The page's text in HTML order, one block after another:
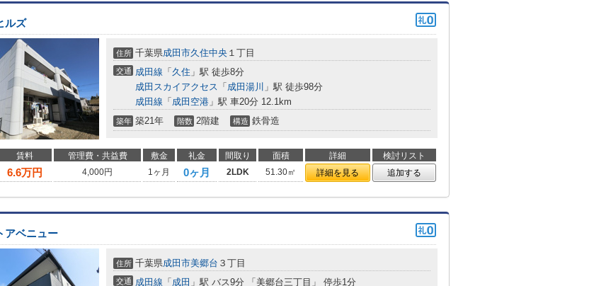
ルズ
住所 千葉県成田市久住中央 １丁目
交通 成田線 「 久住 」駅 徒歩8分
成田スカイアクセス 「 成田湯川 」駅 徒歩98分
成田線 「 成田空港 」駅 車20分 12.1km
築年 築21年 階数 2階建 構造 鉄骨造
賃料 管理費・共益費 敷金 礼金 間取り 面積 詳細
検討リスト
6.6万円 4,000円 1ヶ月 0ヶ月 2LDK 51.30㎡ 詳細を見る 追加する
アベニュー
住所 千葉県成田市美郷台 ３丁目
交通 成田線 「 成田 」駅 バス9分 「美郷台三丁目」 停歩1分